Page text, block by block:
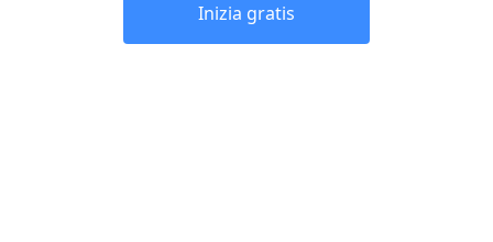
Inizia gratis